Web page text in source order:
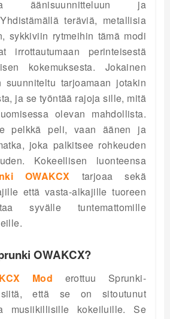
äänisuunnitteluun ja
teräviä, metallisia
sykkiviin rytmeihin tämä modi
irrottautumaan perinteisestä
kokemuksesta. Jokainen
suunniteltu tarjoamaan jotakin
ja se työntää rajoja sille, mitä
olevan mahdollista.
pelkkä peli, vaan äänen ja
joka palkitsee rohkeuden
Kokeellisen luonteensa
OWAKCX tarjoaa sekä
että vasta-alkajille tuoreen
syvälle tuntemattomille
OWAKCX?
Mod erottuu Sprunki-
siitä, että se on sitoutunut
musiikillisille kokeiluille. Se